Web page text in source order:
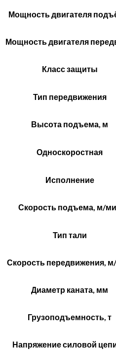
Мощность двигателя
Мощность двигателя
Класс защиты
Тип передвижения
Высота подъема, м
Односкоростная
Исполнение
Скорость подъема, м/
Тип тали
Скорость передвижения,
Диаметр каната, мм
Грузоподъемность, т
Напряжение силовой